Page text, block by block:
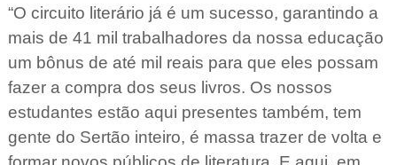
“O circuito literário já é um sucesso, garantindo a
mais de 41 mil trabalhadores da nossa educação
um bônus de até mil reais para que eles possam
fazer a compra dos seus livros. Os nossos
estudantes estão aqui presentes também, tem
gente do Sertão inteiro, é massa trazer de volta e